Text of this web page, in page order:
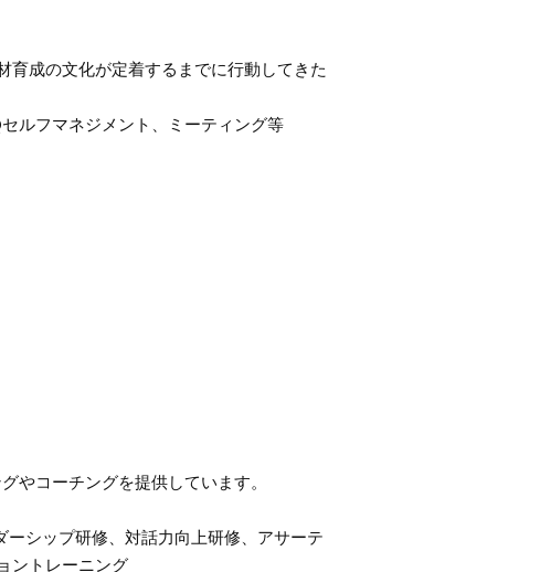
成の文化が定着するまでに行動してきた
ルフマネジメント、ミーティング等
やコーチングを提供しています。
シップ研修、対話力向上研修、アサーテ
ントレーニング